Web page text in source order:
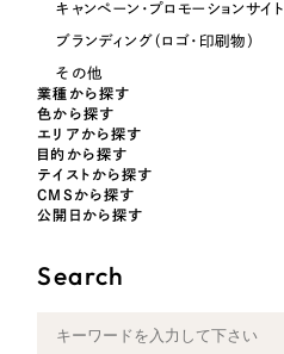
さらに条件を追加する
キャンペーン・プロモーションサイト
ブランディング（ロゴ・印刷物）
その他
業種から探す
色から探す
エリアから探す
目的から探す
テイストから探す
CMSから探す
公開日から探す
Search